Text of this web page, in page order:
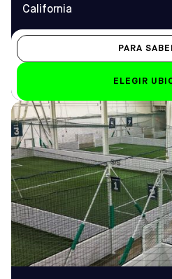
California
PARA
ELEGIR
7125 Columbia Gateway Dr
#105, Columbia, MD
Cómo
(410) 505-